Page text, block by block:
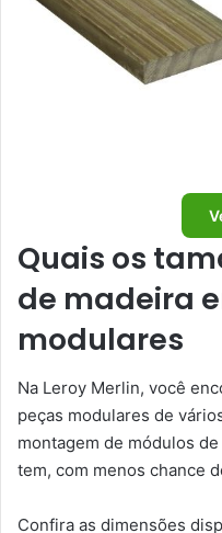
Quais os
de madeira
modulares
Na Leroy Merlin, você
peças modulares de
montagem de módulos
tem, com menos chance
Confira as dimensões